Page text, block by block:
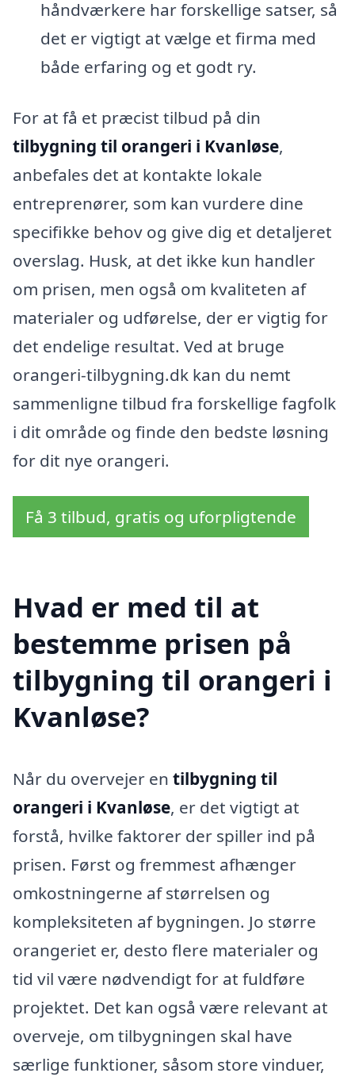
håndværkere har forskellige satser, så
det er vigtigt at vælge et firma med
både erfaring og et godt ry.
For at få et præcist tilbud på din
tilbygning til orangeri i Kvanløse,
anbefales det at kontakte lokale
entreprenører, som kan vurdere dine
specifikke behov og give dig et detaljeret
overslag. Husk, at det ikke kun handler
om prisen, men også om kvaliteten af
materialer og udførelse, der er vigtig for
det endelige resultat. Ved at bruge
orangeri-tilbygning.dk kan du nemt
sammenligne tilbud fra forskellige fagfolk
i dit område og finde den bedste løsning
for dit nye orangeri.
Få 3 tilbud, gratis og uforpligtende
Hvad er med til at
bestemme prisen på
tilbygning til orangeri i
Kvanløse?
Når du overvejer en tilbygning til
orangeri i Kvanløse, er det vigtigt at
forstå, hvilke faktorer der spiller ind på
prisen. Først og fremmest afhænger
omkostningerne af størrelsen og
kompleksiteten af bygningen. Jo større
orangeriet er, desto flere materialer og
tid vil være nødvendigt for at fuldføre
projektet. Det kan også være relevant at
overveje, om tilbygningen skal have
særlige funktioner, såsom store vinduer,